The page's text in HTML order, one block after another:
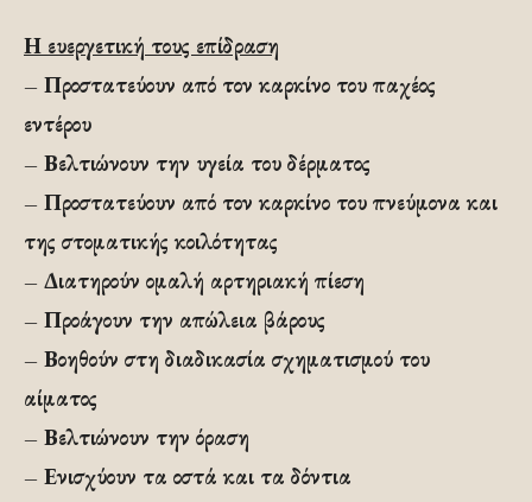
Η ευεργετική τους επίδραση
– Προστατεύουν από τον καρκίνο του παχέος
εντέρου
– Βελτιώνουν την υγεία του δέρματος
– Προστατεύουν από τον καρκίνο του πνεύμονα και
της στοματικής κοιλότητας
– Διατηρούν ομαλή αρτηριακή πίεση
– Προάγουν την απώλεια βάρους
– Βοηθούν στη διαδικασία σχηματισμού του
αίματος
– Βελτιώνουν την όραση
– Ενισχύουν τα οστά και τα δόντια